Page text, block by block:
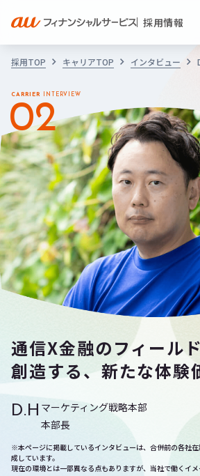
採用情報
採用TOP キャリアTOP インタビュー
CARRIER INTERVIEW
02
通信X金融のフィール
創造する、新たな体験
D.H マーケティング戦略本部
本部長
※本ページに掲載しているインタビューは、合併前の各社
成しています。
現在の環境とは一部異なる点もありますが、当社で働くイメ